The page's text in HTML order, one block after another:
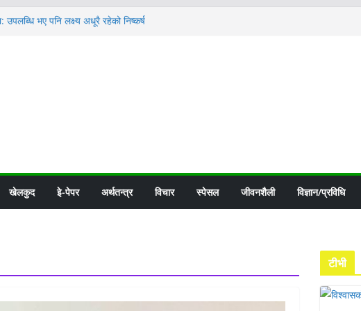
उपलब्धि भए पनि लक्ष्य अधूरै रहेको निष्कर्ष
खेलकुद इे-पेपर अर्थतन्त्र विचार स्पेसल जीवनशैली विज्ञान/प्रविधि
टीभी